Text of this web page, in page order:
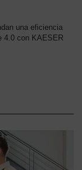
una eficiencia
4.0 con KAESER